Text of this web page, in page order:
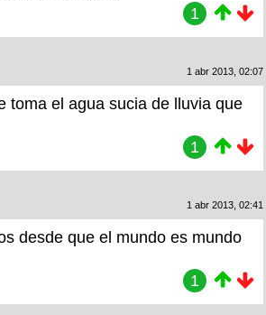
1
1 abr 2013, 02:07
toma el agua sucia de lluvia que
1
1 abr 2013, 02:41
desde que el mundo es mundo
1